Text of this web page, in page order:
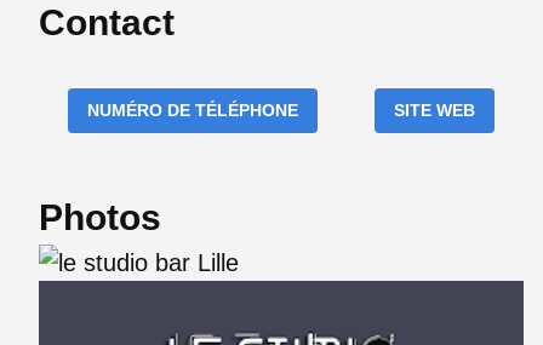
Contact
NUMÉRO DE TÉLÉPHONE SITE WEB
Photos